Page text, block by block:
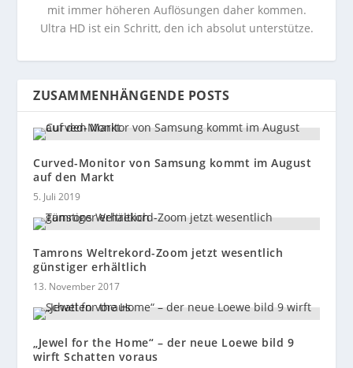
mit immer höheren Auflösungen daher kommen.
Ultra HD ist ein Schritt, den ich absolut unterstütze.
ZUSAMMENHÄNGENDE POSTS
Curved-Monitor von Samsung kommt im August
auf den Markt
5. Juli 2019
Tamrons Weltrekord-Zoom jetzt wesentlich
günstiger erhältlich
13. November 2017
„Jewel for the Home“ – der neue Loewe bild 9
wirft Schatten voraus